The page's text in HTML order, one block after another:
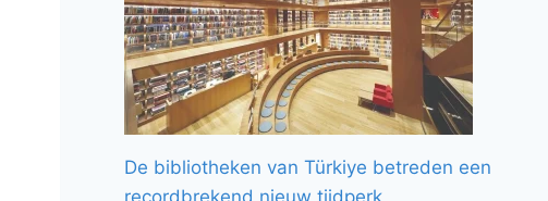
De bibliotheken van Türkiye betreden een
recordbrekend nieuw tijdperk